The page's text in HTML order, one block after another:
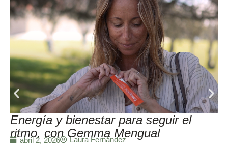
Energía y bienestar para seguir el
ritmo, con Gemma Mengual
abril 2, 2026 Laura Fernández